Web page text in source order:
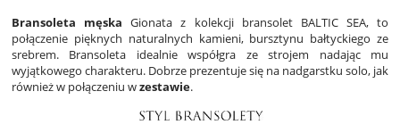
Bransoleta męska Gionata z kolekcji bransolet BALTIC SEA, to
połączenie pięknych naturalnych kamieni, bursztynu bałtyckiego ze
srebrem. Bransoleta idealnie współgra ze strojem nadając mu
wyjątkowego charakteru. Dobrze prezentuje się na nadgarstku solo, jak
również w połączeniu wzestawie.